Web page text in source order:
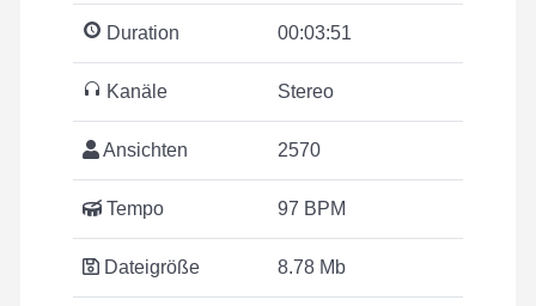
Duration 00:03:51
Kanäle Stereo
Ansichten 2570
Tempo 97 BPM
Dateigröße 8.78 Mb